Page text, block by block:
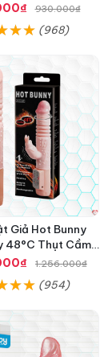
930.000₫
(968)
Giả Hot Bunny
48°C Thụt Cầm
Tay
1.256.000₫
(954)